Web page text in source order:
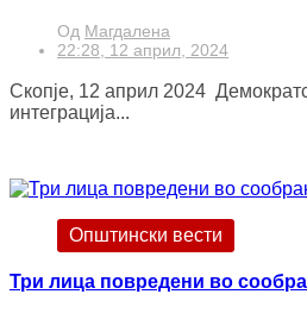
Од Магдалена
22:28, 12 април, 2024
Скопје, 12 април 2024
интеграција...
Општински вести
Три лица повредени во